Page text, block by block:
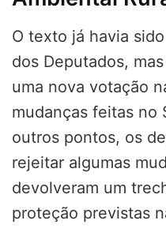
O texto já havia
dos Deputados,
uma nova votação
mudanças feitas no
outros pontos, os
rejeitar algumas
devolveram um
proteção previstas